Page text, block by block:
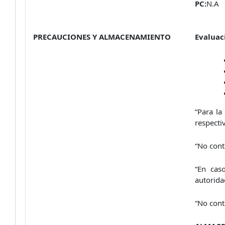
PC:N.A
PRECAUCIONES Y ALMACENAMIENTO
“Para
“No
“En
“No